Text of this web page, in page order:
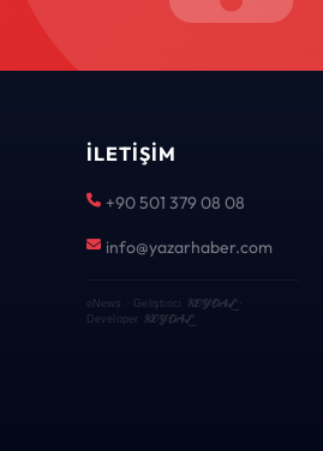
İLETIŞIM
+90 501 379 08 08
info@yazarhaber.com
eNews · Geliştirici KEYDAL·
Developer KEYDAL